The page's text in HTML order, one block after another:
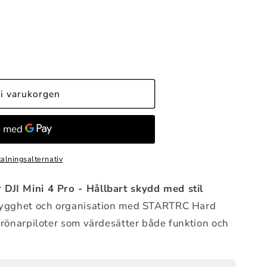
varukorgen
DJI Mini 4 Pro - Hållbart skydd med stil
och organisation med STARTRC Hard
som värdesätter både funktion och